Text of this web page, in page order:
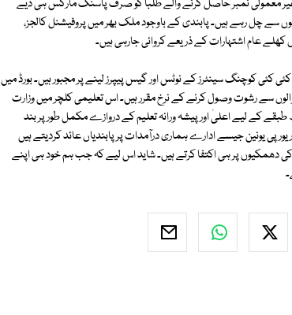
معمولی نمبر حاصل کرنے والے طلبا کو صرف پاسنگ مارکس ہی دیے
سے چل رہے ہیں۔ پابندی کے باوجود ملک بھر میں پروفیشنل کالجز،
کوچنگ سینٹرز کے نوٹس اور گیس پیپرز لینے پر مجبور ہیں۔ بورڈ میں
سے رشوت وصول کرنے کے نرخ مقرر ہیں۔ اس تعلیمی کلچر میں وزارت
کے لیے اعلیٰ اور پیشہ ورانہ تعلیم کے دروازے مکمل طور پر بند
یونین جیسے ادارے ہماری درآمدات پر پابندیاں عائد کردیتے ہیں
کی دھمکیوں پر ہی اکتفا کرتے ہیں۔ شاید اس لیے کہ جب ہم خود ہی اپنے